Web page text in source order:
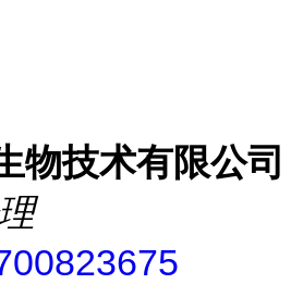
物技术有限公司